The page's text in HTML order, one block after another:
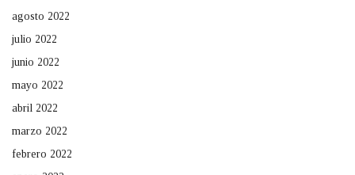
agosto 2022
julio 2022
junio 2022
mayo 2022
abril 2022
marzo 2022
febrero 2022